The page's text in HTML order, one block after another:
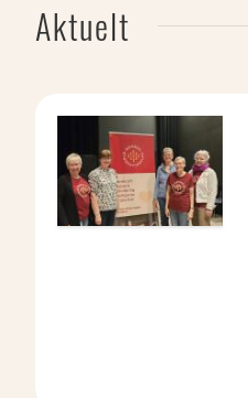
Aktuelt